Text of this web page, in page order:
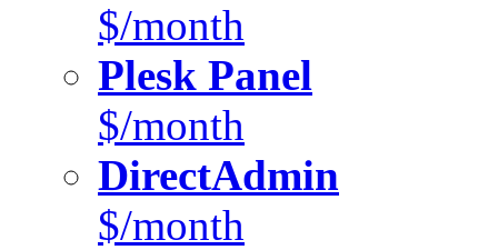
$/month
Plesk Panel
$/month
DirectAdmin
$/month